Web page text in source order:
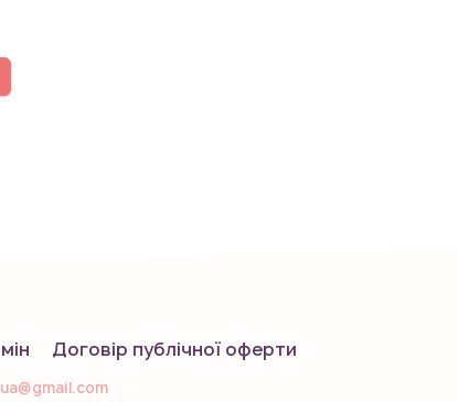
Договір публічної оферти